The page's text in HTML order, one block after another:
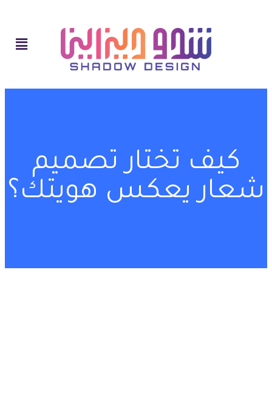
كيف تختار تصميم
شعار يعكس هويتك؟